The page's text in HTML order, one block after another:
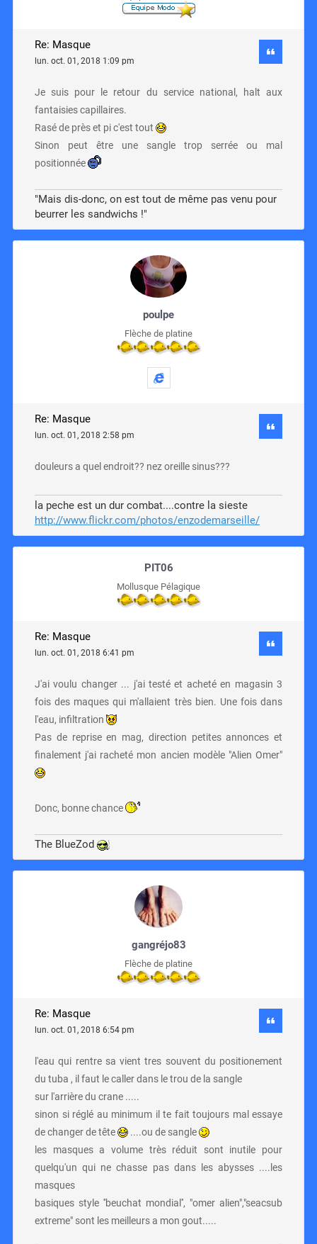
Re: Masque
lun. oct. 01, 2018 1:09 pm
Je suis pour le retour du service national, halt aux
fantaisies capillaires.
Rasé de près et pi c'est tout
Sinon peut être une sangle trop serrée ou mal
positionnée
"Mais dis-donc, on est tout de même pas venu pour
beurrer les sandwichs !"
poulpe
Flèche de platine
Re: Masque
lun. oct. 01, 2018 2:58 pm
douleurs a quel endroit?? nez oreille sinus???
la peche est un dur combat....contre la sieste
http://www.flickr.com/photos/enzodemarseille/
PIT06
Mollusque Pélagique
Re: Masque
lun. oct. 01, 2018 6:41 pm
J'ai voulu changer ... j'ai testé et acheté en magasin 3
fois des maques qui m'allaient très bien. Une fois dans
l'eau, infiltration
Pas de reprise en mag, direction petites annonces et
finalement j'ai racheté mon ancien modèle "Alien Omer"
Donc, bonne chance
The BlueZod
gangréjo83
Flèche de platine
Re: Masque
lun. oct. 01, 2018 6:54 pm
l'eau qui rentre sa vient tres souvent du positionement
du tuba , il faut le caller dans le trou de la sangle
sur l'arrière du crane .....
sinon si réglé au minimum il te fait toujours mal essaye
de changer de tête
....ou de sangle
les masques a volume très réduit sont inutile pour
quelqu'un qui ne chasse pas dans les abysses ....les
masques
basiques style ''beuchat mondial'', "omer alien","seacsub
extreme" sont les meilleurs a mon gout.....